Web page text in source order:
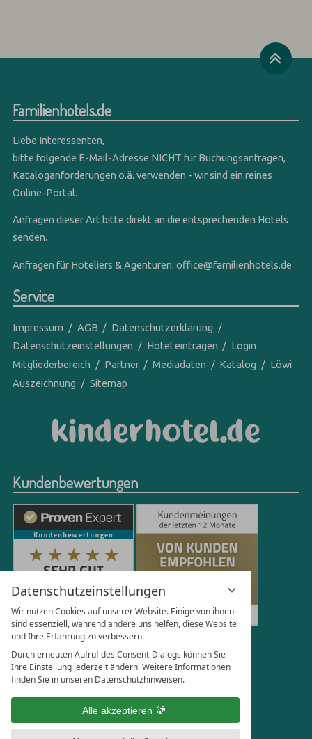
Datenschutzeinstellungen
Wir nutzen Cookies auf unserer Website. Einige von ihnen
sind essenziell, während andere uns helfen, diese Website
und Ihre Erfahrung zu verbessern.
Durch erneuten Aufruf des Consent-Dialogs können Sie
Ihre Einstellung jederzeit ändern. Weitere Informationen
finden Sie in unseren Datenschutzhinweisen.
Alle akzeptieren
Familienhotels.de
Liebe Interessenten,
bitte folgende E-Mail-Adresse NICHT für Buchungsanfragen,
Kataloganforderungen o.ä. verwenden - wir sind ein reines
Online-Portal.
Anfragen dieser Art bitte direkt an die entsprechenden Hotels
senden.
Anfragen für Hoteliers & Agenturen:office@familienhotels.de
Service
Impressum AGB
Datenschutzerklärung
Datenschutzeinstellungen
Hotel eintragen
Login
Mitgliederbereich
Partner Mediadaten Katalog
Löwi
Auszeichnung
Sitemap
Kundenbewertungen